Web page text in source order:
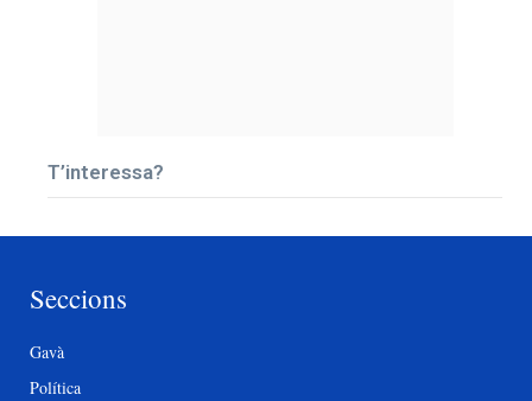
T’interessa?
Seccions
Gavà
Política